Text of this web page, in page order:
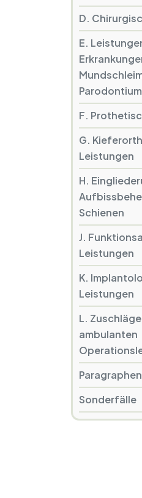
D.
E.
F.
G.
Leistungen
H.
Schienen
J.
Leistungen
K.
Leistungen
L.
ambulanten
Sonderfälle